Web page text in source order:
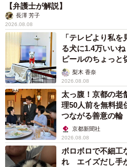
【弁護士が解説】
長澤 芳子
2026.08.08
「テレビより私
る犬に1.4万いい
ピールのちょっと
梨木 香奈
2026.08.08
太っ腹！京都の老
理50人前を無料提
つながる善意の輪
京都新聞社
2026.08.08
ボロボロで不細工
れ エイズだし手